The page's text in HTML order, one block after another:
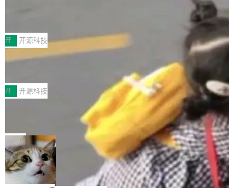
MPComm将作为一种传输引擎接入Mooncake T
ENT，实现零拷贝传输性能提升30%、非零拷贝
传输性能最高提升5倍。UCL-MPComm底层基
于自研UCL-Engine通信引擎，后续腾讯网平将
持续开源更多基于UCL-Engine的高性能通信组
件。 腾讯网平团队在UCL-MPComm中实现了一
个独立于业务线程的全局通信引擎（Engine），
型案例入选名单》，深信服“面向企业研发场景的
开源 AI 编程平台 CoStrict 应用”凭借卓越的技术
创新与落地成效成功入选。 全链路私有化部署，
助力企业AI研发安全落地 当前，越来越多企业已
经开始引入 AI Coding 工具，通过调用公有云模
型或企业内部部署模型提升研发效率。但随着 AI
Coding 从个人辅助工具逐步走向团队级、组织
级应用，企业在规模化落地过程中，对安全性、
可控性和代码质量提出了更高要求。 首先是数据
安全与合规要求。对于大多数普通研发场景，公
有云模型能够满足快速试用和效率提升的需求。
但对于金融、能源、医疗等对数据安全要求较...
开 开源科技
深信服AI算力网关入选工信部人工智能
前不久，工业和信息化部正式发布《2025年人工
智能应用典型案例名单》，集中展示人工智能在
各领域的应用成果，覆盖技术底座、行业赋能、
产品应用、支撑保障、专题等五大方向。深信服
AI算力网关（AI创新平台）成功入选！ 随着各行
各业的Agent走向规模化建设，算力构成形态逐
渐丰富，用户关注的重点也在发生变化：不只是
让AI用起来，还要进一步看清混合算力时代下，
Token花在哪里、算力是否被充分利用，以及持
开 开源科技
Jeff Dean 离开 Google：一个时代的结
束，一个实验室的开始
Google 员工编号 20。MapReduce 作者之一。
Bigtable 作者之一。TensorFlow 的作者之一。
Gemini 的架构师。Google 首席科学家。 Jeff D
ean 在 Google 工作了 27 年后，宣布离职。 他
不是一个人走。一同离开的还有 Sanjay Ghema
局
🔥 SolonCode v2026.8.4 发布：界面
字体可调、22 种语言、记忆搜索增强
打开终端就能上岗的全中文编码智能体，这一轮